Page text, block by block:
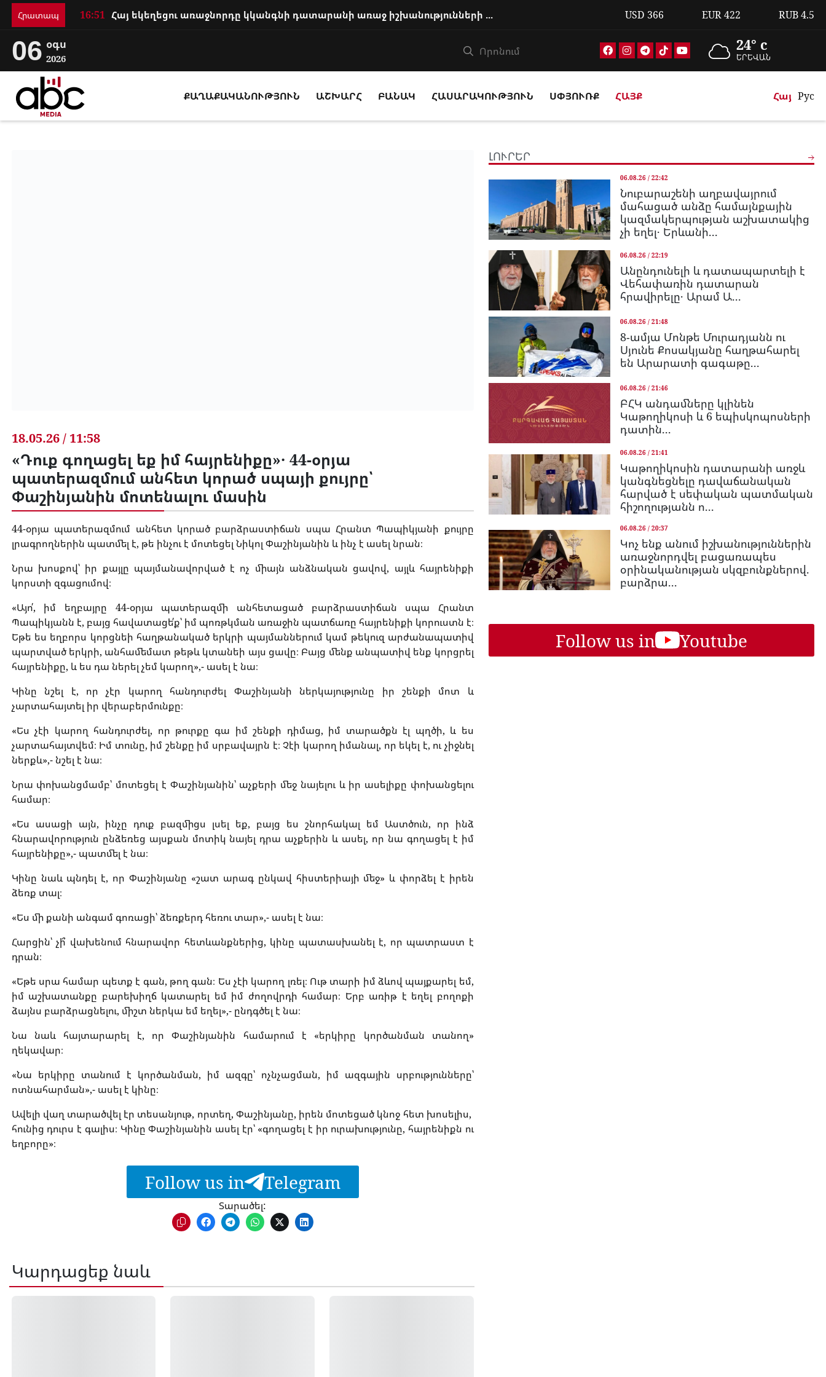
Հրատապ 16:51 Հայ եկեղեցու առաջնորդը կկանգնի դատարանի առաջ իշխանությունների հետ խորացո... USD 366 EUR422 RUB4.5
06 օգս
2026
24° c
ԵՐԵՎԱՆ
ՔԱՂԱՔԱԿԱՆՈՒԹՅՈՒՆ ԱՇԽԱՐՀ ԲԱՆԱԿ ՀԱՍԱՐԱԿՈՒԹՅՈՒՆ ՍՓՅՈՒՌՔ ՀԱՅՔ Հայ Рус
18.05.26 / 11:58
«Դուք գողացել եք իմ հայրենիքը»․ 44-օրյա
պատերազմում անհետ կորած սպայի քույրը՝
Փաշինյանին մոտենալու մասին
44-օրյա պատերազմում անհետ կորած բարձրաստիճան սպա Հրանտ Պապիկյանի քույրը
լրագրողներին պատմել է, թե ինչու է մոտեցել Նիկոլ Փաշինյանին և ինչ է ասել նրան։
Նրա խոսքով՝ իր քայլը պայմանավորված է ոչ միայն անձնական ցավով, այլև հայրենիքի
կորստի զգացումով։
«Այո՛, իմ եղբայրը 44-օրյա պատերազմի անհետացած բարձրաստիճան սպա Հրանտ
Պապիկյանն է, բայց հավատացե՛ք՝ իմ պոռթկման առաջին պատճառը հայրենիքի կորուստն է։
Եթե ես եղբորս կորցնեի հաղթանակած երկրի պայմաններում կամ թեկուզ արժանապատիվ
պարտված երկրի, անհամեմատ թեթև կտանեի այս ցավը։ Բայց մենք անպատիվ ենք կորցրել
հայրենիքը, և ես դա ներել չեմ կարող»,- ասել է նա։
Կինը նշել է, որ չէր կարող հանդուրժել Փաշինյանի ներկայությունը իր շենքի մոտ և
չարտահայտել իր վերաբերմունքը։
«Ես չէի կարող հանդուրժել, որ թուրքը գա իմ շենքի դիմաց, իմ տարածքն էլ պղծի, և ես
չարտահայտվեմ։ Իմ տունը, իմ շենքը իմ սրբավայրն է։ Չէի կարող իմանալ, որ եկել է, ու չիջնել
ներքև»,- նշել է նա։
Նրա փոխանցմամբ՝ մոտեցել է Փաշինյանին՝ աչքերի մեջ նայելու և իր ասելիքը փոխանցելու
համար։
«Ես ասացի այն, ինչը դուք բազմիցս լսել եք, բայց ես շնորհակալ եմ Աստծուն, որ ինձ
հնարավորություն ընձեռեց այսքան մոտիկ նայել դրա աչքերին և ասել, որ նա գողացել է իմ
հայրենիքը»,- պատմել է նա։
Կինը նաև պնդել է, որ Փաշինյանը «շատ արագ ընկավ հիստերիայի մեջ» և փորձել է իրեն
ձեռք տալ։
«Ես մի քանի անգամ գոռացի՝ ձեռքերդ հեռու տար»,- ասել է նա։
Հարցին՝ չի՞ վախենում հնարավոր հետևանքներից, կինը պատասխանել է, որ պատրաստ է
դրան։
«Եթե սրա համար պետք է գան, թող գան։ Ես չէի կարող լռել։ Ութ տարի իմ ձևով պայքարել եմ,
իմ աշխատանքը բարեխիղճ կատարել եմ իմ ժողովրդի համար։ Երբ առիթ է եղել բողոքի
ձայնս բարձրացնելու, միշտ ներկա եմ եղել»,- ընդգծել է նա։
Նա նաև հայտարարել է, որ Փաշինյանին համարում է «երկիրը կործանման տանող»
ղեկավար։
«Նա երկիրը տանում է կործանման, իմ ազգը՝ ոչնչացման, իմ ազգային սրբությունները՝
ոտնահարման»,- ասել է կինը։
Ավելի վաղ տարածվել էր տեսանյութ, որտեղ, Փաշինյանը, իրեն մոտեցած կնոջ հետ խոսելիս,
հունից դուրս է գալիս։ Կինը Փաշինյանին ասել էր՝ «գողացել է իր ուրախությունը, հայրենիքն ու
եղբորը»։
Follow us in Telegram
Տարածել:
Կարդացեք նաև
ԼՈՒՐԵՐ
06.08.26 / 22:42
Նուբարաշենի աղբավայրում
մահացած անձը համայնքային
կազմակերպության աշխատակից
չի եղել․ Երևանի...
06.08.26 / 22:19
Անընդունելի և դատապարտելի է
Վեհափառին դատարան
հրավիրելը․ Արամ Ա...
06.08.26 / 21:48
8-ամյա Մոնթե Մուրադյանն ու
Սյունե Քոսակյանը հաղթահարել
են Արարատի գագաթը...
06.08.26 / 21:46
ԲՀԿ անդամները կլինեն
Կաթողիկոսի և 6 եպիսկոպոսների
դատին...
06.08.26 / 21:41
Կաթողիկոսին դատարանի առջև
կանգնեցնելը դավաճանական
հարված է սեփական պատմական
հիշողությանն ո...
06.08.26 / 20:37
Կոչ ենք անում իշխանություններին
առաջնորդվել բացառապես
օրինականության սկզբունքներով.
բարձրա...
Follow us in Youtube